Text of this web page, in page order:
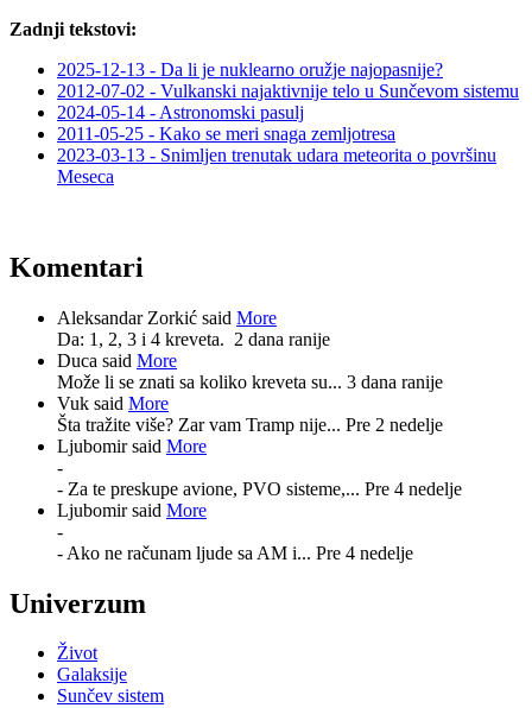
Zadnji tekstovi:
2025-12-13 - Da li je nuklearno oružje najopasnije?
2012-07-02 - Vulkanski najaktivnije telo u Sunčevom sistemu
2024-05-14 - Astronomski pasulj
2011-05-25 - Kako se meri snaga zemljotresa
2023-03-13 - Snimljen trenutak udara meteorita o površinu
Meseca
Komentari
Aleksandar Zorkić said More
Da: 1, 2, 3 i 4 kreveta. 2 dana ranije
Duca said More
Može li se znati sa koliko kreveta su... 3 dana ranije
Vuk said More
Šta tražite više? Zar vam Tramp nije... Pre 2 nedelje
Ljubomir said More
-
- Za te preskupe avione, PVO sisteme,... Pre 4 nedelje
Ljubomir said More
-
- Ako ne računam ljude sa AM i... Pre 4 nedelje
Univerzum
Život
Galaksije
Sunčev sistem